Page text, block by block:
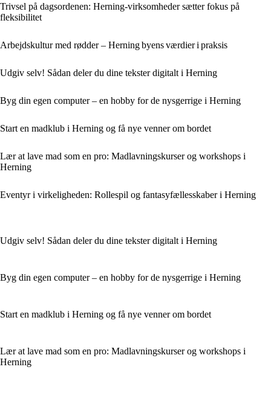
Trivsel på dagsordenen: Herning-virksomheder sætter fokus på
fleksibilitet
Arbejdskultur med rødder – Herning byens værdier i praksis
Udgiv selv! Sådan deler du dine tekster digitalt i Herning
Byg din egen computer – en hobby for de nysgerrige i Herning
Start en madklub i Herning og få nye venner om bordet
Lær at lave mad som en pro: Madlavningskurser og workshops i
Herning
Eventyr i virkeligheden: Rollespil og fantasyfællesskaber i Herning
Udgiv selv! Sådan deler du dine tekster digitalt i Herning
Byg din egen computer – en hobby for de nysgerrige i Herning
Start en madklub i Herning og få nye venner om bordet
Lær at lave mad som en pro: Madlavningskurser og workshops i
Herning